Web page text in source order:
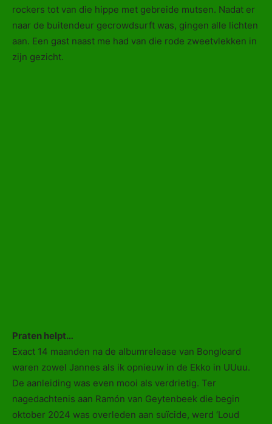
rockers tot van die hippe met gebreide mutsen. Nadat er
naar de buitendeur gecrowdsurft was, gingen alle lichten
aan. Een gast naast me had van die rode zweetvlekken in
zijn gezicht.
Praten helpt…
Exact 14 maanden na de albumrelease van Bongloard
waren zowel Jannes als ik opnieuw in de Ekko in UUuu.
De aanleiding was even mooi als verdrietig. Ter
nagedachtenis aan Ramón van Geytenbeek die begin
oktober 2024 was overleden aan suïcide, werd ‘Loud